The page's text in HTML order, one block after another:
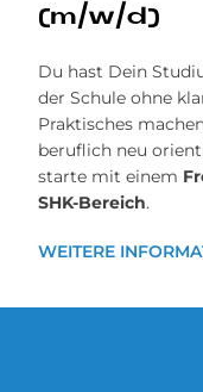
(m/w/d)
Du hast Dein
der Schule ohne
Praktisches
beruflich neu
starte mit einem
SHK-Bereich.
WEITERE